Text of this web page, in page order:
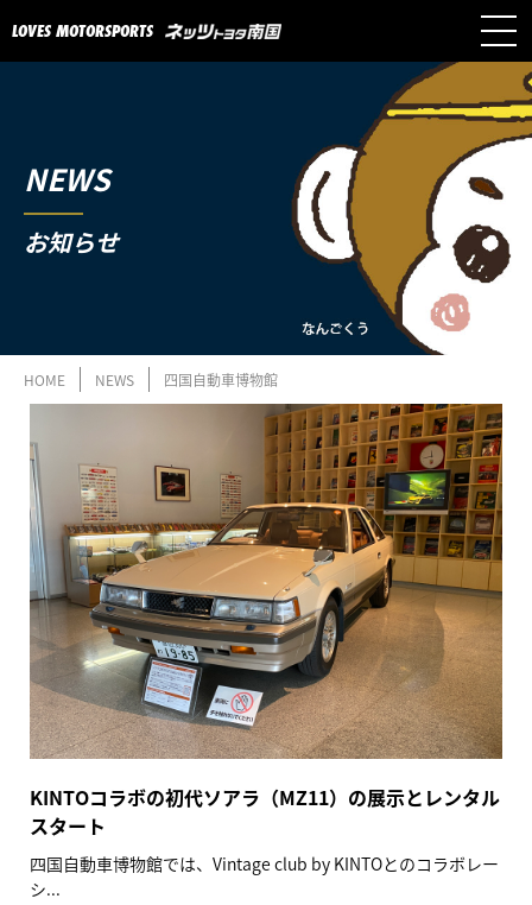
LOVES MOTORSPORTS
NEWS
お知らせ
HOME NEWS 四国自動車博物館
KINTOコラボの初代ソアラ（MZ11）の展示とレンタル
スタート
四国自動車博物館では、Vintage club by KINTOとのコラボレー
シ...